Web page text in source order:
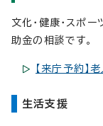
文化・健康・スポ
助金の相談です。
【来庁予約】
生活支援